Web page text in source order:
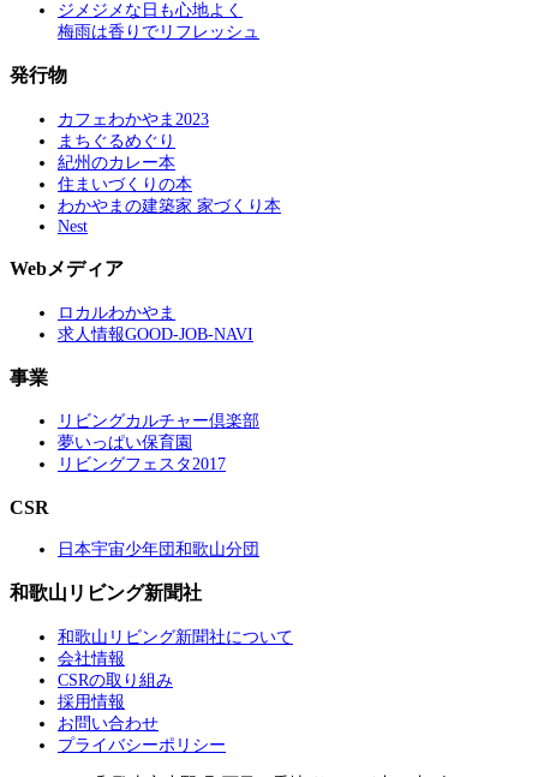
ジメジメな日も心地よく
梅雨は香りでリフレッシュ
発行物
カフェわかやま2023
まちぐるめぐり
紀州のカレー本
住まいづくりの本
わかやまの建築家 家づくり本
Nest
Webメディア
ロカルわかやま
求人情報GOOD-JOB-NAVI
事業
リビングカルチャー倶楽部
夢いっぱい保育園
リビングフェスタ2017
CSR
日本宇宙少年団和歌山分団
和歌山リビング新聞社
和歌山リビング新聞社について
会社情報
CSRの取り組み
採用情報
お問い合わせ
プライバシーポリシー